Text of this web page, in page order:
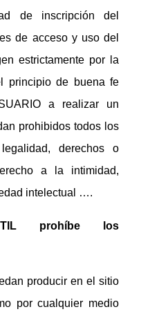
de inscripción del
de acceso y uso del
estrictamente por la
principio de buena fe
a realizar un
prohibidos todos los
derechos o
a la intimidad,
intelectual ….
prohíbe los
producir en el sitio
por cualquier medio